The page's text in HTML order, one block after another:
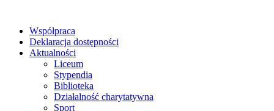
Współpraca
Deklaracja dostępności
Aktualności
Liceum
Stypendia
Biblioteka
Działalność charytatywna
Sport